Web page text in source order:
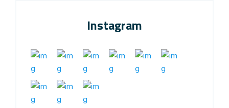
Instagram